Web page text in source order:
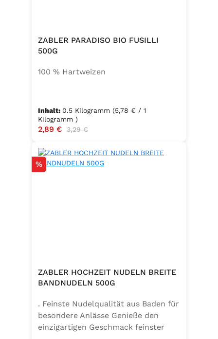
ZABLER PARADISO BIO FUSILLI
500G
100 % Hartweizen
Inhalt: 0.5 Kilogramm (5,78 € / 1
Kilogramm )
Verkaufspreis:
2,89 € Regulärer Preis:
3,29 €
Rabatt
%
ZABLER HOCHZEIT NUDELN BREITE
BANDNUDELN 500G
. Feinste Nudelqualität aus Baden für
besondere Anlässe Genieße den
einzigartigen Geschmack feinster